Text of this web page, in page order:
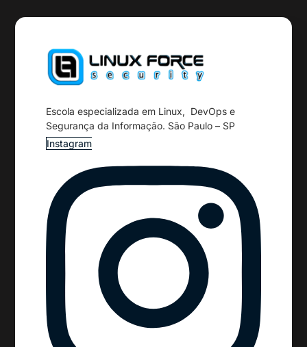
Escola especializada em Linux, DevOps e
Segurança da Informação. São Paulo – SP
Instagram